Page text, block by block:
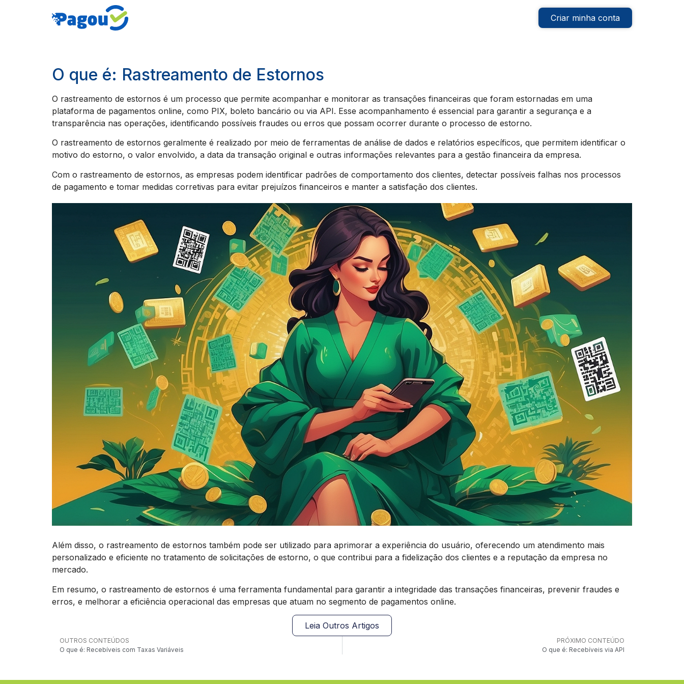
Criar minha conta
O que é: Rastreamento de Estornos
O rastreamento de estornos é um processo que permite acompanhar e monitorar as transações financeiras que foram estornadas em uma
plataforma de pagamentos online, como PIX, boleto bancário ou via API. Esse acompanhamento é essencial para garantir a segurança e a
transparência nas operações, identificando possíveis fraudes ou erros que possam ocorrer durante o processo de estorno.
O rastreamento de estornos geralmente é realizado por meio de ferramentas de análise de dados e relatórios específicos, que permitem identificar o
motivo do estorno, o valor envolvido, a data da transação original e outras informações relevantes para a gestão financeira da empresa.
Com o rastreamento de estornos, as empresas podem identificar padrões de comportamento dos clientes, detectar possíveis falhas nos processos
de pagamento e tomar medidas corretivas para evitar prejuízos financeiros e manter a satisfação dos clientes.
Além disso, o rastreamento de estornos também pode ser utilizado para aprimorar a experiência do usuário, oferecendo um atendimento mais
personalizado e eficiente no tratamento de solicitações de estorno, o que contribui para a fidelização dos clientes e a reputação da empresa no
mercado.
Em resumo, o rastreamento de estornos é uma ferramenta fundamental para garantir a integridade das transações financeiras, prevenir fraudes e
erros, e melhorar a eficiência operacional das empresas que atuam no segmento de pagamentos online.
Leia Outros Artigos
OUTROS CONTEÚDOS
O que é: Recebíveis com Taxas Variáveis
PRÓXIMO CONTEÚDO
O que é: Recebíveis via API